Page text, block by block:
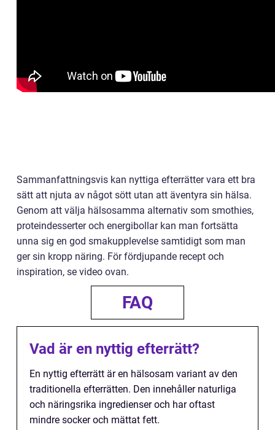
Sammanfattningsvis kan nyttiga efterrätter vara ett bra
sätt att njuta av något sött utan att äventyra sin hälsa.
Genom att välja hälsosamma alternativ som smothies,
proteindesserter och energibollar kan man fortsätta
unna sig en god smakupplevelse samtidigt som man
ger sin kropp näring. För fördjupande recept och
inspiration, se video ovan.
FAQ
Vad är en nyttig efterrätt?
En nyttig efterrätt är en hälsosam variant av den
traditionella efterrätten. Den innehåller naturliga
och näringsrika ingredienser och har oftast
mindre socker och mättat fett.